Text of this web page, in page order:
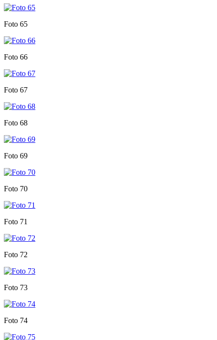
Foto 65
Foto 66
Foto 67
Foto 68
Foto 69
Foto 70
Foto 71
Foto 72
Foto 73
Foto 74